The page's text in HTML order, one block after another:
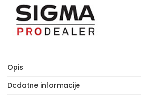
Opis
Dodatne informacije